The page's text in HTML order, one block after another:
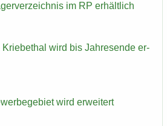
im RP er­hält­lich
Krie­be­thal wird bis Jah­res­en­de er­
wird er­wei­tert